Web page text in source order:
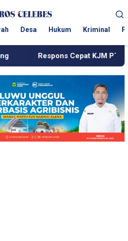
Desa Hukum Kriminal
Cepat KJM PT MDA, Pipa